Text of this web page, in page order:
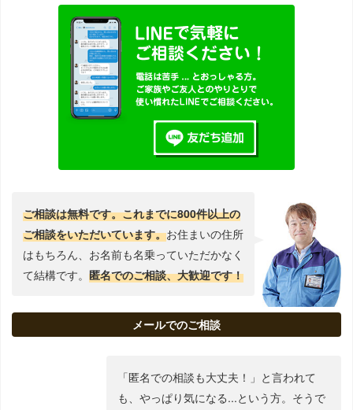
ご相談は無料です。これまでに800件以上の
ご相談をいただいています。お住まいの住所
はもちろん、お名前も名乗っていただかなく
て結構です。 匿名でのご相談、大歓迎です！
メールでのご相談
「匿名での相談も大丈夫！」と言われて
も、やっぱり気になる...という方。そうで